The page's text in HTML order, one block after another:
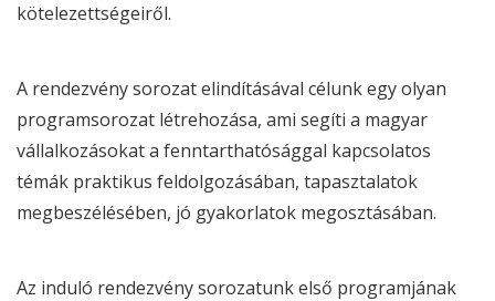
kötelezettségeiről.
A rendezvény sorozat elindításával célunk egy olyan
programsorozat létrehozása, ami segíti a magyar
vállalkozásokat a fenntarthatósággal kapcsolatos
témák praktikus feldolgozásában, tapasztalatok
megbeszélésében, jó gyakorlatok megosztásában.
Az induló rendezvény sorozatunk első programjának